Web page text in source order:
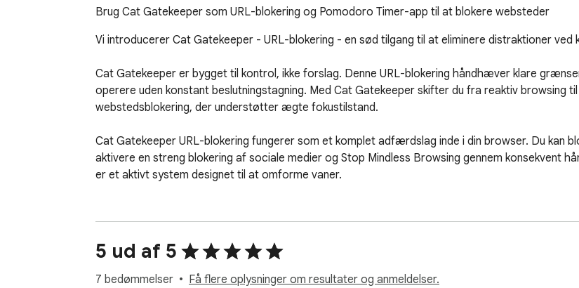
Brug Cat Gatekeeper som URL-blokering og Pomodoro Timer-app til at blokere websteder
Vi introducerer Cat Gatekeeper - URL-blokering - en sød tilgang til at eliminere distraktioner ved
Cat Gatekeeper er bygget til kontrol, ikke forslag. Denne URL-blokering håndhæver klare
operere uden konstant beslutningstagning. Med Cat Gatekeeper skifter du fra reaktiv browsing
webstedsblokering, der understøtter ægte fokustilstand.
Cat Gatekeeper URL-blokering fungerer som et komplet adfærdslag inde i din browser. Du kan
aktivere en streng blokering af sociale medier og Stop Mindless Browsing gennem konsekvent
er et aktivt system designet til at omforme vaner.
1. Definer regler for blokering af websteder i Chrome
2. Brug Cat Gatekeeper URL-blokering til at håndhæve dem med det samme
3. Gå ind i fokustilstand uden friktion
5 ud af 5
7 bedømmelser Få flere oplysninger om resultater og anmeldelser.